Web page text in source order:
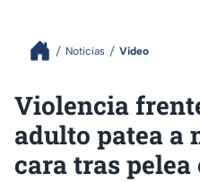
Noticias Video
Violencia
adulto patea a
cara tras